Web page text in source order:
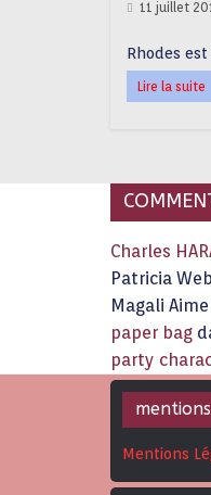
11 juillet
Rhodes
Lire la suite
Charles
Patricia
Magali Aime
paper bag
party
Mentions